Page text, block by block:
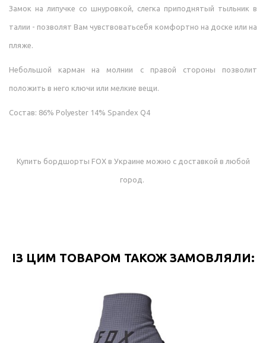
Замок на липучке со шнуровкой, слегка приподнятый тыльник в
талии - позволят Вам чувствоватьсебя комфортно на доске или на
пляже.
Небольшой карман на молнии с правой стороны позволит
положить в него ключи или мелкие вещи.
Состав: 86% Polyester 14% Spandex Q4
Купить бордшорты FOX в Украине можно с доставкой в любой
город.
ІЗ ЦИМ ТОВАРОМ ТАКОЖ ЗАМОВЛЯЛИ: